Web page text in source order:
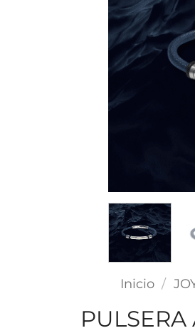
Inicio /